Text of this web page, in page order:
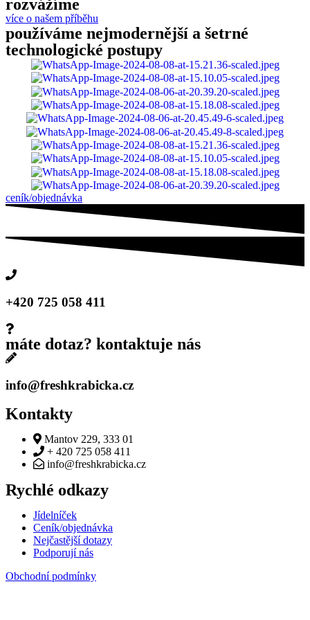
rozvážíme
více o našem příběhu
používáme nejmodernější a šetrné
technologické postupy
ceník/objednávka
+420 725 058 411
máte dotaz? kontaktuje nás
info@freshkrabicka.cz
Kontakty
Mantov 229, 333 01
+ 420 725 058 411
info@freshkrabicka.cz
Rychlé odkazy
Jídelníček
Ceník/objednávka
Nejčastější dotazy
Podporují nás
Obchodní podmínky